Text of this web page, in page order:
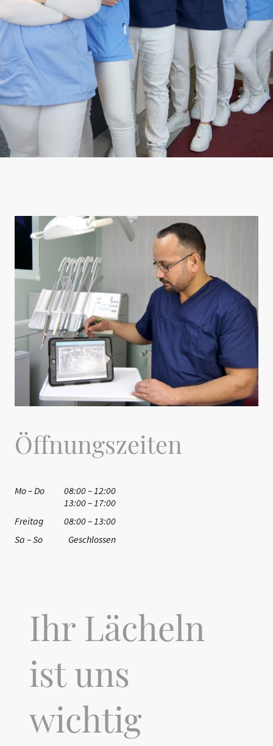
Öffnungszeiten
Mo – Do
08:00 – 12:00
13:00 – 17:00
Freitag
08:00 – 13:00
Sa – So
Geschlossen
Ihr Lächeln
ist uns
wichtig